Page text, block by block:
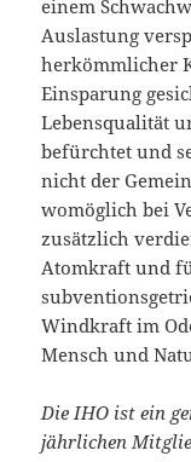
einem
Auslastung
herkömmlicher
Einsparung
Lebensqualität
befürchtet und
nicht der
womöglich bei
zusätzlich
Atomkraft und
Windkraft im
Mensch und
Die IHO ist ein
jährlichen